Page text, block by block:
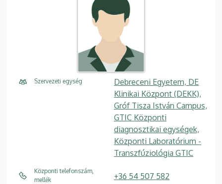
Szervezeti egység
Debreceni Egyetem, DE
Klinikai Központ (DEKK),
Gróf Tisza István Campus,
GTIC Központi
diagnosztikai egységek,
Központi Laboratórium -
Transzfúziológia GTIC
Központi telefonszám,
mellék
+36 54 507 582